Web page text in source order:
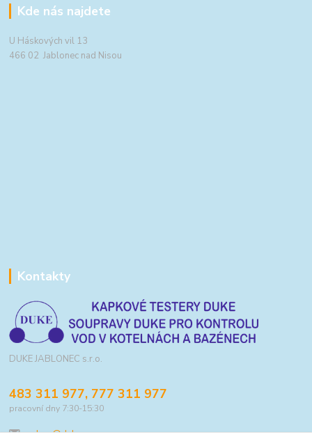
Kde nás najdete
U Háskových vil 13
466 02 Jablonec nad Nisou
Kontakty
DUKE JABLONEC s.r.o.
483 311 977, 777 311 977
pracovní dny 7:30-15:30
eshop@duke.cz